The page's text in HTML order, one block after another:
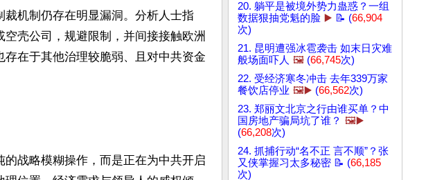
机制仍存在明显漏洞。分析人士指
壳公司，规避限制，并间接接触欧洲
在于其他治理较脆弱、且对中共资金
战略模糊操作，而是正在为中共开启
20. 躺平是被境外势力蛊惑？一组
数据狠抽党魁的脸 ▶️ 📝 (66,904
次)
21. 昆明遭强冰雹袭击 如末日灾难
般场面吓人 🖼️ (66,745次)
22. 受经济寒冬冲击 去年339万家
餐饮店停业 🖼️▶️ (66,562次)
23. 郑丽文北京之行由谁买单？中
国房地产骗局坑了谁？ 🖼️▶️
(66,208次)
24. 抓捕行动“名不正 言不顺”？张
又侠掌握习太多秘密 📝 (66,185
次)